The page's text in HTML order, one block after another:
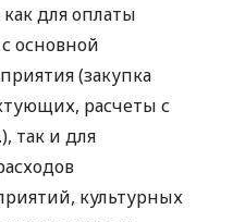
для оплаты
основной
(закупка
расчеты с
), так и для
культурных